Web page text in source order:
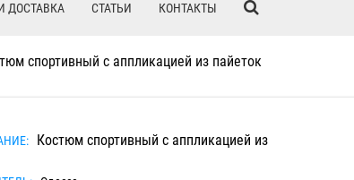
ДОСТАВКА СТАТЬИ КОНТАКТЫ
спортивный с аппликацией из пайеток
Костюм спортивный с аппликацией из